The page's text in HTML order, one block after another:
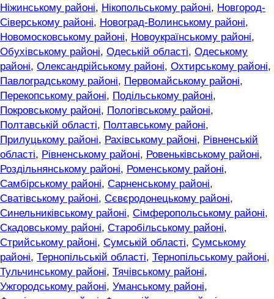
Ніжинському районі, Нікопольському районі, Новгород-
Сіверському районі, Новоград-Волинському районі,
Новомосковському районі, Новоукраїнському районі,
Обухівському районі, Одеській області, Одеському
районі, Олександрійському районі, Охтирському районі,
Павлоградському районі, Первомайському районі,
Перекопському районі, Подільському районі,
Покровському районі, Пологівському районі,
Полтавській області, Полтавському районі,
Прилуцькому районі, Рахівському районі, Рівненській
області, Рівненському районі, Ровеньківському районі,
Роздільнянському районі, Роменському районі,
Самбірському районі, Сарненському районі,
Сватівському районі, Сєвєродонецькому районі,
Синельниківському районі, Сімферопольському районі,
Скадовському районі, Старобільському районі,
Стрийському районі, Сумській області, Сумському
районі, Тернопільській області, Тернопільському районі,
Тульчинському районі, Тячівському районі,
Ужгородському районі, Уманському районі,